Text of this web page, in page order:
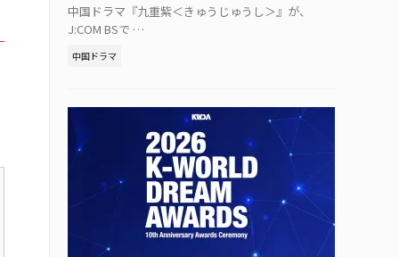
中国ドラマ『九重紫＜きゅうじゅうし＞』が、
J:COM BSで …
中国ドラマ